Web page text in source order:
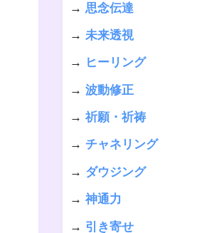
→ 思念伝達
→ 未来透視
→ ヒーリング
→ 波動修正
→ 祈願・祈祷
→ チャネリング
→ ダウジング
→ 神通力
→ 引き寄せ